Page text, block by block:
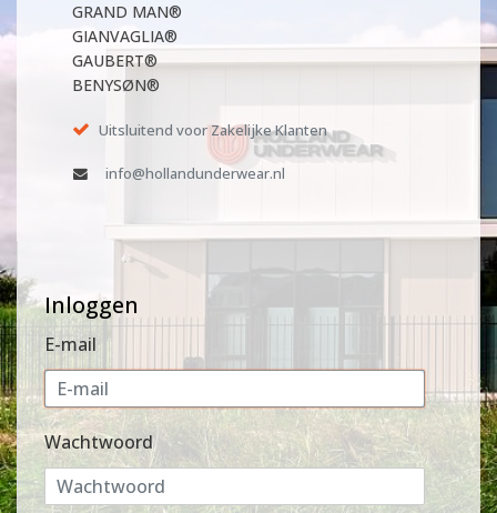
GRAND MAN®
GIANVAGLIA®
GAUBERT®
BENYSØN®
Uitsluitend voor Zakelijke Klanten
info@hollandunderwear.nl
Inloggen
E-mail
Wachtwoord